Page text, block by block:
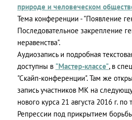
природе и человеческом
Тема конференции - "Появление
Последовательное закрепление
неравенства".
Аудиозапись и подробная
доступны в "Мастер-классе", в
"Скайп-конференции". Там же
запись участников МК на
нового курса 21 августа 2016 г.
Репрессии под прикрытием